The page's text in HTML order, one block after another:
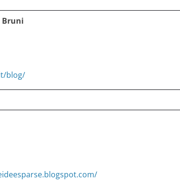
Bruni
blog/